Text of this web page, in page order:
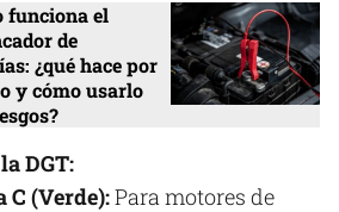
funciona el
de
¿qué hace por
y cómo usarlo
DGT:
C (Verde):Para motores de